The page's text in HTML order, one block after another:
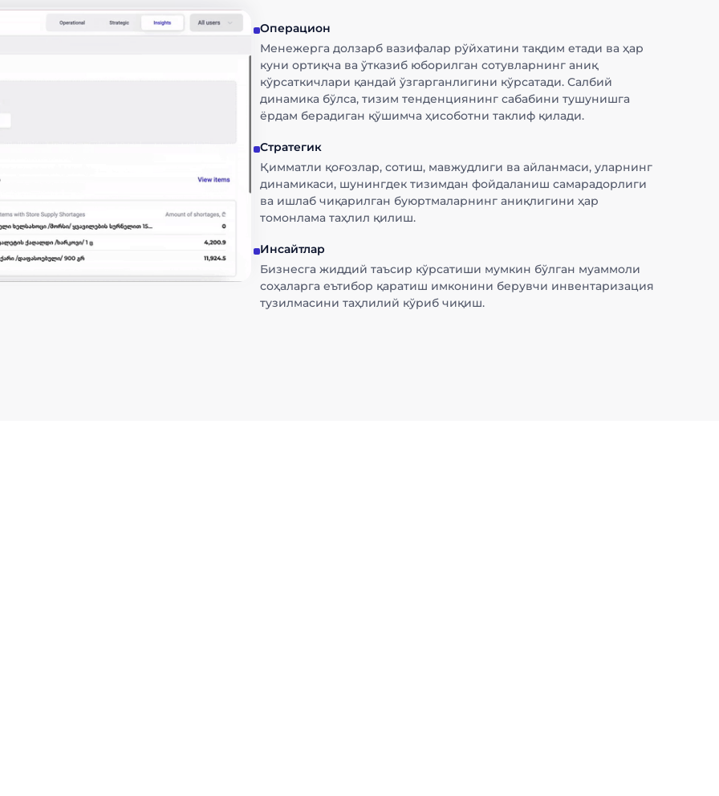
Операцион
Менежерга долзарб вазифалар рўйхатини тақдим етади ва ҳар
куни ортиқча ва ўтказиб юборилган сотувларнинг аниқ
кўрсаткичлари қандай ўзгарганлигини кўрсатади. Салбий
динамика бўлса, тизим тенденциянинг сабабини тушунишга
ёрдам берадиган қўшимча ҳисоботни таклиф қилади.
Стратегик
Қимматли қоғозлар, сотиш, мавжудлиги ва айланмаси, уларнинг
динамикаси, шунингдек тизимдан фойдаланиш самарадорлиги
ва ишлаб чиқарилган буюртмаларнинг аниқлигини ҳар
томонлама таҳлил қилиш.
Инсайтлар
Бизнесга жиддий таъсир кўрсатиши мумкин бўлган муаммоли
соҳаларга еътибор қаратиш имконини берувчи инвентаризация
тузилмасини таҳлилий кўриб чиқиш.